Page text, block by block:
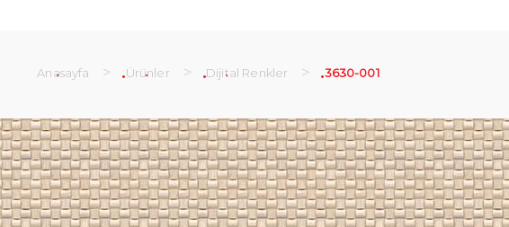
Anasayfa > Ürünler > Dijital Renkler > 3630-001